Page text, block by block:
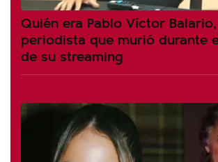
Quién era Pablo Víctor
periodista que murió durante
de su streaming